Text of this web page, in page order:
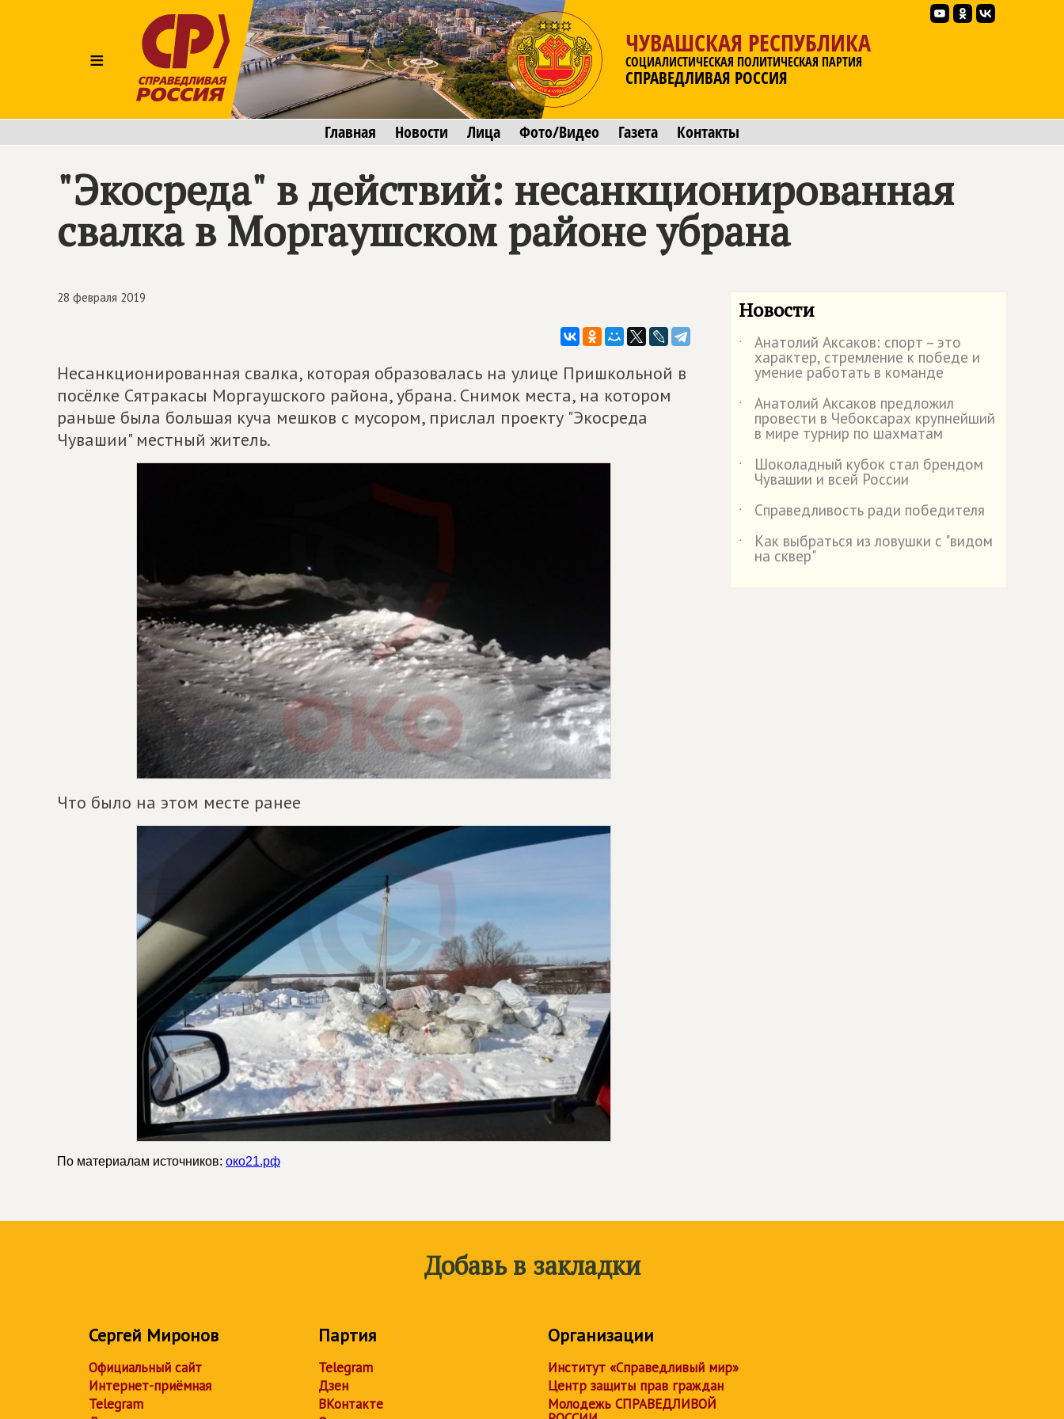
≡
ЧУВАШСКАЯ РЕСПУБЛИКА
СОЦИАЛИСТИЧЕСКАЯ ПОЛИТИЧЕСКАЯ ПАРТИЯ
СПРАВЕДЛИВАЯ РОССИЯ
Главная Новости Лица Фото/Видео Газета Контакты
"Экосреда" в действий: несанкционированная
свалка в Моргаушском районе убрана
28 февраля 2019
Несанкционированная свалка, которая образовалась на улице Пришкольной в
посёлке Сятракасы Моргаушского района, убрана. Снимок места, на котором
раньше была большая куча мешков с мусором, прислал проекту "Экосреда
Чувашии" местный житель.
Что было на этом месте ранее
По материалам источников: око21.рф
Новости
˙ Анатолий Аксаков: спорт – это
характер, стремление к победе и
умение работать в команде
˙
Анатолий Аксаков предложил
провести в Чебоксарах крупнейший
в мире турнир по шахматам
˙
Шоколадный кубок стал брендом
Чувашии и всей России
˙
Справедливость ради победителя
˙
Как выбраться из ловушки с "видом
на сквер"
Добавь в закладки
Сергей Миронов
Официальный сайт
Интернет-приёмная
Telegram
Партия
Telegram
Дзен
ВКонтакте
Организации
Институт «Справедливый мир»
Центр защиты прав граждан
Молодежь СПРАВЕДЛИВОЙ